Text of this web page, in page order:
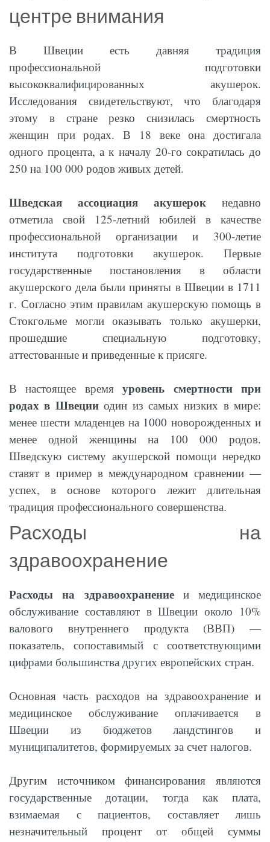
центре внимания
В Швеции есть давняя традиция
профессиональной подготовки
высококвалифицированных акушерок.
Исследования свидетельствуют, что благодаря
этому в стране резко снизилась смертность
женщин при родах. В 18 веке она достигала
одного процента, а к началу 20-го сократилась до
250 на 100 000 родов живых детей.
Шведская ассоциация акушерок недавно
отметила свой 125-летний юбилей в качестве
профессиональной организации и 300-летие
института подготовки акушерок. Первые
государственные постановления в области
акушерского дела были приняты в Швеции в 1711
г. Согласно этим правилам акушерскую помощь в
Стокгольме могли оказывать только акушерки,
прошедшие специальную подготовку,
аттестованные и приведенные к присяге.
В настоящее времяуровень смертности при
родах в Швецииодин из самых низких в мире:
менее шести младенцев на 1000 новорожденных и
менее одной женщины на 100 000 родов.
Шведскую систему акушерской помощи нередко
ставят в пример в международном сравнении —
успех, в основе которого лежит длительная
традиция профессионального совершенства.
Расходы на
здравоохранение
Расходы на здравоохранениеи медицинское
обслуживание составляют в Швеции около 10%
валового внутреннего продукта (ВВП) —
показатель, сопоставимый с соответствующими
цифрами большинства других европейских стран.
Основная часть расходов на здравоохранение и
медицинское обслуживание оплачивается в
Швеции из бюджетов ландстингов и
муниципалитетов, формируемых за счет налогов.
Другим источником финансирования являются
государственные дотации, тогда как плата,
взимаемая с пациентов, составляет лишь
незначительный процент от общей суммы